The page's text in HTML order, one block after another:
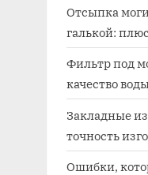
Отсыпка
галькой:
Фильтр под
качество
Закладные
точность
Ошибки,